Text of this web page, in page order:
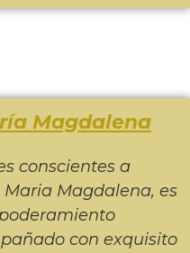
Magdalena
conscientes a
Magdalena, es
con exquisito